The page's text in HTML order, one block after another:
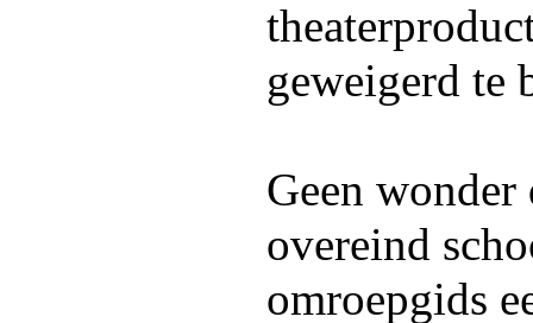
geweigerd te
Geen
overeind
omroepgids